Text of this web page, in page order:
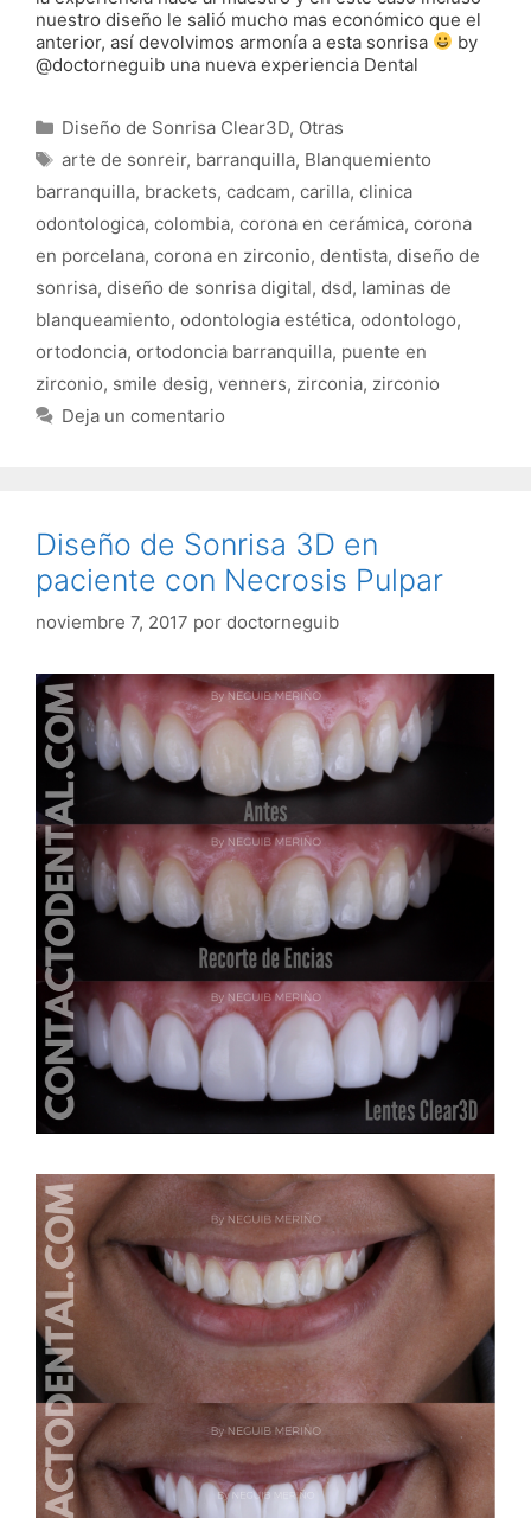
nuestro diseño le salió mucho mas económico que el
anterior, así devolvimos armonía a esta sonrisa
by
@doctorneguib una nueva experiencia Dental
Categorías
Diseño de Sonrisa Clear3D, Otras
Etiquetas
arte de sonreir, barranquilla, Blanquemiento
barranquilla, brackets, cadcam, carilla, clinica
odontologica, colombia, corona en cerámica, corona
en porcelana, corona en zirconio, dentista, diseño de
sonrisa, diseño de sonrisa digital, dsd, laminas de
blanqueamiento, odontologia estética, odontologo,
ortodoncia, ortodoncia barranquilla, puente en
zirconio, smile desig, venners, zirconia, zirconio
Deja un comentario
Diseño de Sonrisa 3D en
paciente con Necrosis Pulpar
noviembre 7, 2017 por doctorneguib